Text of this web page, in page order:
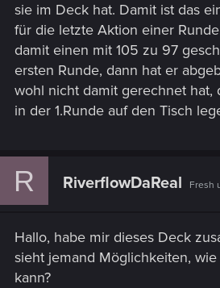
sie im Deck hat. Damit ist das
für die letzte Aktion einer
damit einen mit 105 zu 97
ersten Runde, dann hat er
wohl nicht damit gerechnet hat,
in der 1.Runde auf den Tisch
R RiverflowDaReal Fresh
Hallo, habe mir dieses Deck
sieht jemand Möglichkeiten,
kann?